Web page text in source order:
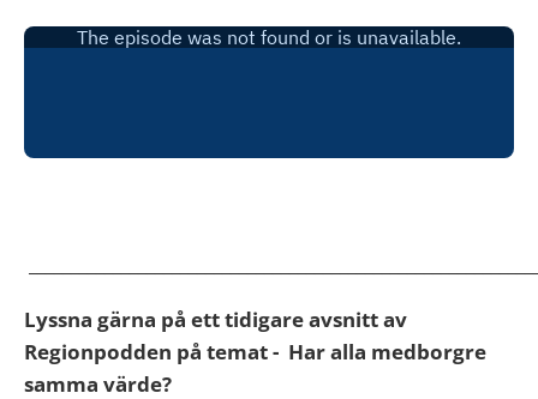
Lyssna gärna på ett tidigare avsnitt av
Regionpodden på temat - Har alla medborgre
samma värde?